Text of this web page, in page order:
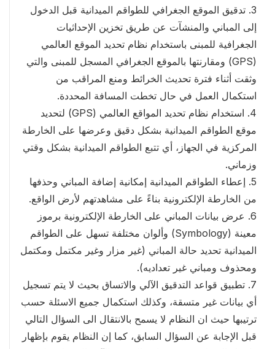
3. تدقيق الموقع الجغرافي للطواقم الميدانية قبل الدخول
إلى المباني والمنشآت عن طريق تخزين الإحداثيات
الجغرافية للمبنى باستخدام نظام تحديد الموقع العالمي
(GPS) ومقارنتها بالموقع الجغرافي المسجل للمبنى والتي
وثقت أثناء فترة تحديث الخرائط ومنع المراقب من
استكمال العمل في حال تخطت المسافة المحددة.
4. استخدام نظام تحديد المواقع العالمي (GPS) لتحديد
موقع الطواقم الميدانية بشكل دقيق وعرضها على الخارطة
المركزية في الجهاز، أي تتبع الطواقم الميدانية بشكل وقتي
وزماني.
5. إعطاء الطواقم الميدانية إمكانية إضافة المباني وحذفها
من الخارطة الإلكترونية بناءً على مشاهدتهم لأرض الواقع.
6. عرض بيانات المباني على الخارطة الإلكترونية برموز
معينة (Symbology) وألوان مختلفة تسهل على الطواقم
الميدانية تحديد حالة المباني (غير مزار وغير مكتمل ومكتمل
ومحذوف ومباني غير تعداديه).
7. تطبيق قواعد التدقيق الآلي والاتساق بحيث لا يتم تسجيل
أي بيانات غير متسقة، وكذلك استكمال جميع الاسئلة حسب
ترتيبها حيث ان النظام لا يسمح بالانتقال الى السؤال التالي
قبل الإجابة عن السؤال السابق، كما إن النظام يقوم بإظهار